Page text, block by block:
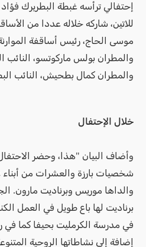
إحتفالي ترأسه غبطة البطريرك
للاتين، شاركه خلاله عددا من
موسى الحاج، رئيس أساقفة
والمطران بولس ماركوتسو، النائب
والمطران كمال بطحيش، النائب
خلال الإحتفال
وأضاف البيان "هذا، وحضر
شخصيات بارزة والعشرات من أبناء
والداها موريس وبرناديت مارون.
برناديت لها باع طويل في العمل
في مدرسة الكرمليت بحيفا كما في
إضافة إلى نشاطاتها الروحية